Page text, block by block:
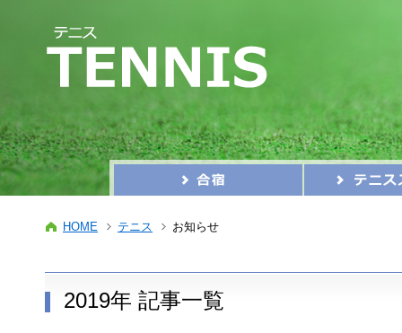
HOME テニス お知らせ
2019年 記事一覧